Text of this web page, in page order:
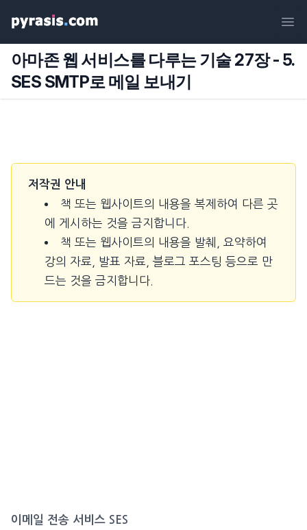
아마존 웹 서비스를 다루는 기술 27장 - 5.
SES SMTP로 메일 보내기
저작권 안내
책 또는 웹사이트의 내용을 복제하여 다른 곳
에 게시하는 것을 금지합니다.
책 또는 웹사이트의 내용을 발췌, 요약하여
강의 자료, 발표 자료, 블로그 포스팅 등으로 만
드는 것을 금지합니다.
이메일 전송 서비스 SES